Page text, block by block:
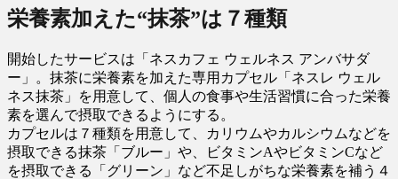
栄養素加えた“抹茶”は７種類
開始したサービスは「ネスカフェ ウェルネス アンバサダ
ー」。抹茶に栄養素を加えた専用カプセル「ネスレ ウェル
ネス抹茶」を用意して、個人の食事や生活習慣に合った栄養
素を選んで摂取できるようにする。
カプセルは７種類を用意して、カリウムやカルシウムなどを
摂取できる抹茶「ブルー」や、ビタミンAやビタミンCなど
を摂取できる「グリーン」など不足しがちな栄養素を補う４